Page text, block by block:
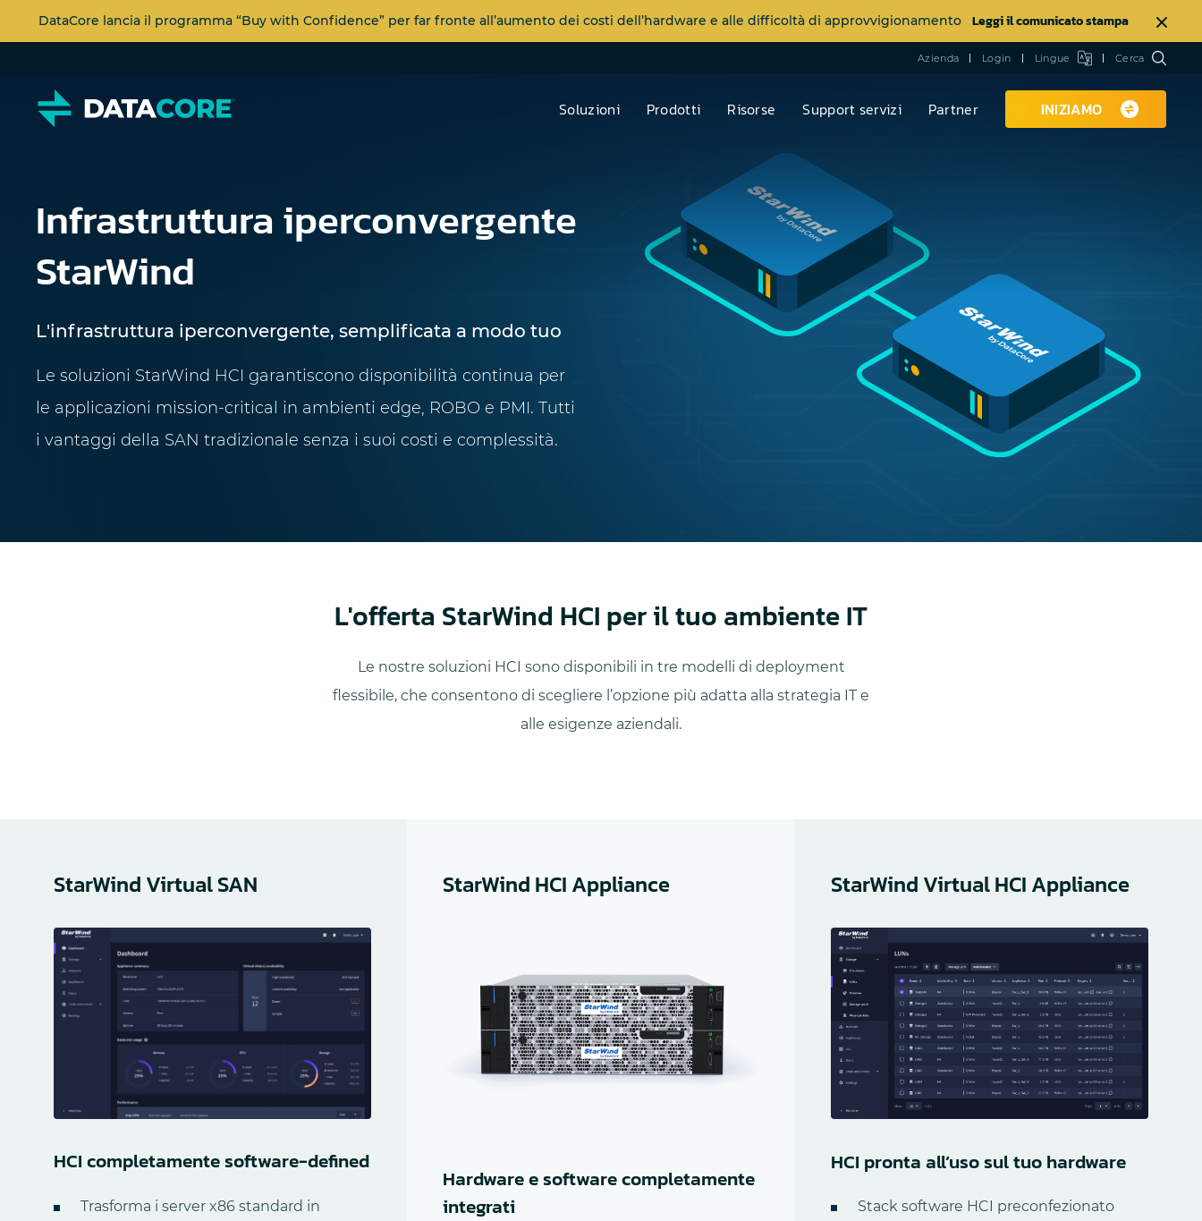
DataCore lancia il programma “Buy with Confidence” per far fronte all’aumento dei costi dell’hardware e alle difficoltà di approvvigionamento Leggi il comunicato stampa
Azienda Login Lingue Cerca
Soluzioni Prodotti Risorse Support servizi Partner INIZIAMO
Infrastruttura iperconvergente
StarWind
L'infrastruttura iperconvergente, semplificata a modo tuo
Le soluzioni StarWind HCI garantiscono disponibilità continua per
le applicazioni mission-critical in ambienti edge, ROBO e PMI. Tutti
i vantaggi della SAN tradizionale senza i suoi costi e complessità.
L'offerta StarWind HCI per il tuo ambiente IT
Le nostre soluzioni HCI sono disponibili in tre modelli di deployment
flessibile, che consentono di scegliere l’opzione più adatta alla strategia IT e
alle esigenze aziendali.
StarWind Virtual SAN
HCI completamente software-defined
Trasforma i server x86 standard in
StarWind HCI Appliance
Hardware e software completamente
integrati
StarWind Virtual HCI Appliance
HCI pronta all’uso sul tuo hardware
Stack software HCI preconfezionato